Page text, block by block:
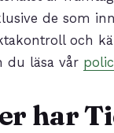
de som
och
du läsa vår
har